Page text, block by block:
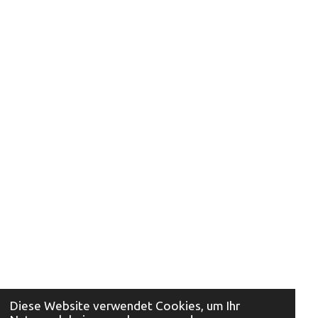
Diese Website verwendet Cookies, um Ihr